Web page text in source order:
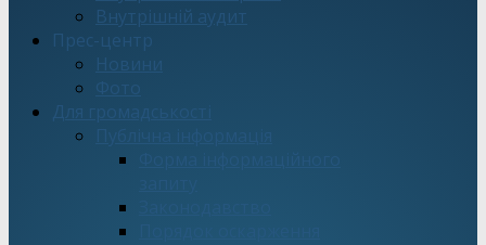
Внутрішній аудит
Прес-центр
Новини
Фото
Для громадськості